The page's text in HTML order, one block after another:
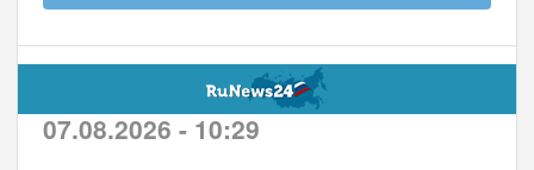
07.08.2026 - 10:29